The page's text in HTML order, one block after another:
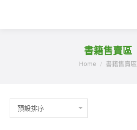
書籍售賣區
You are here:
Home 書籍售賣區